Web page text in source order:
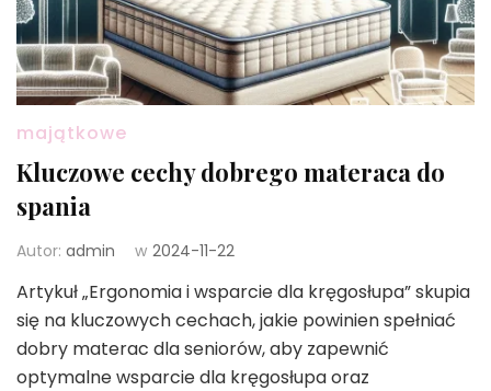
majątkowe
Kluczowe cechy dobrego materaca do
spania
Autor: admin w 2024-11-22
Artykuł „Ergonomia i wsparcie dla kręgosłupa” skupia
się na kluczowych cechach, jakie powinien spełniać
dobry materac dla seniorów, aby zapewnić
optymalne wsparcie dla kręgosłupa oraz